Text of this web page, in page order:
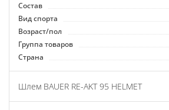
Состав
Вид спорта
Возраст/пол
Группа товаров
Страна
Шлем BAUER RE-AKT 95 HELMET